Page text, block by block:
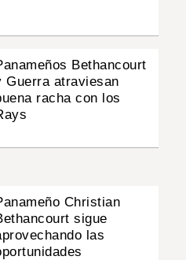
Bethancourt
Guerra atraviesan
racha con los
Christian
sigue
las